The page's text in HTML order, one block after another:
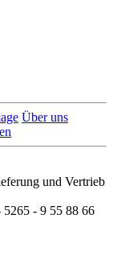
Über uns
und Vertrieb
- 9 55 88 66